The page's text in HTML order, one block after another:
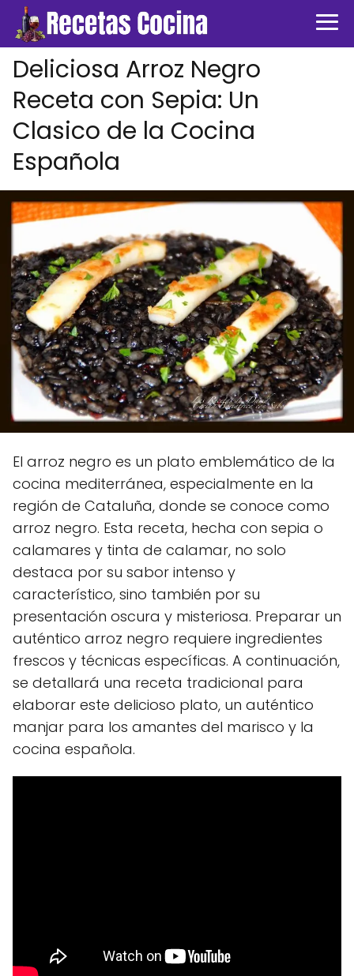
Deliciosa Arroz Negro
Receta con Sepia: Un
Clasico de la Cocina
Española
El arroz negro es un plato emblemático de la
cocina mediterránea, especialmente en la
región de Cataluña, donde se conoce como
arroz negro. Esta receta, hecha con sepia o
calamares y tinta de calamar, no solo
destaca por su sabor intenso y
característico, sino también por su
presentación oscura y misteriosa. Preparar un
auténtico arroz negro requiere ingredientes
frescos y técnicas específicas. A continuación,
se detallará una receta tradicional para
elaborar este delicioso plato, un auténtico
manjar para los amantes del marisco y la
cocina española.